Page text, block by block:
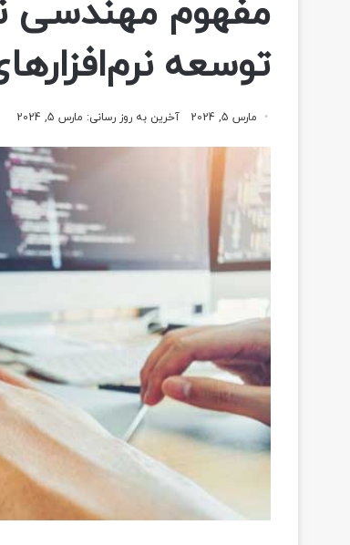
مفهوم مهندسی
توسعه
مارس 5, 2024 آخرین به روز رسانی: مارس 5, 2024